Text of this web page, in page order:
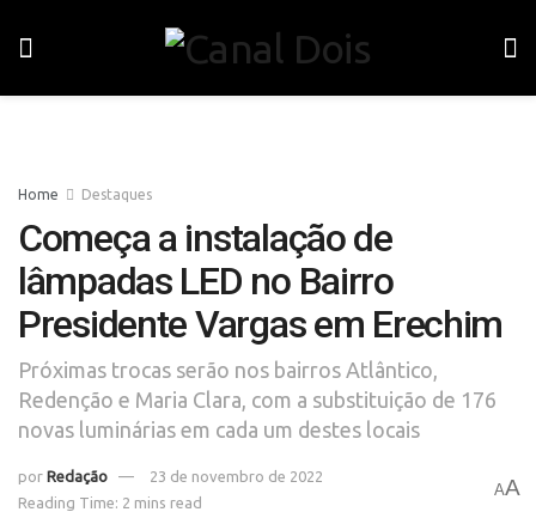
Home Destaques
Começa a instalação de
lâmpadas LED no Bairro
Presidente Vargas em Erechim
Próximas trocas serão nos bairros Atlântico,
Redenção e Maria Clara, com a substituição de 176
novas luminárias em cada um destes locais
por Redação
23 de novembro de 2022
Reading Time: 2 mins read
AA